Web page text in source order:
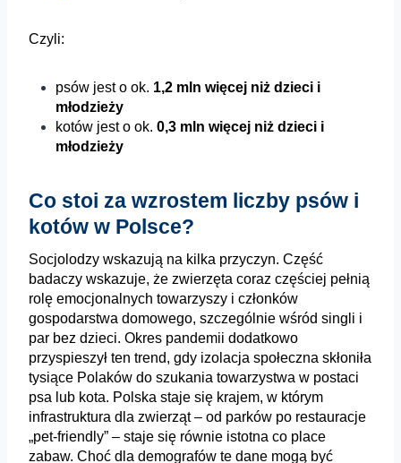
Czyli:
psów jest o ok. 1,2 mln więcej niż dzieci i
młodzieży
kotów jest o ok. 0,3 mln więcej niż dzieci i
młodzieży
Co stoi za wzrostem liczby psów i
kotów w Polsce?
Socjolodzy wskazują na kilka przyczyn. Część
badaczy wskazuje, że zwierzęta coraz częściej pełnią
rolę emocjonalnych towarzyszy i członków
gospodarstwa domowego, szczególnie wśród singli i
par bez dzieci. Okres pandemii dodatkowo
przyspieszył ten trend, gdy izolacja społeczna skłoniła
tysiące Polaków do szukania towarzystwa w postaci
psa lub kota. Polska staje się krajem, w którym
infrastruktura dla zwierząt – od parków po restauracje
„pet-friendly” – staje się równie istotna co place
zabaw. Choć dla demografów te dane mogą być